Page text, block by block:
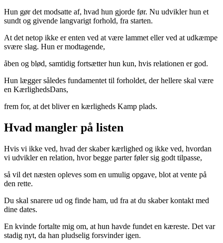
Hun gør det modsatte af, hvad hun gjorde før. Nu udvikler hun et
sundt og givende langvarigt forhold, fra starten.
At det netop ikke er enten ved at være lammet eller ved at udkæmpe
svære slag. Hun er modtagende,
åben og blød, samtidig fortsætter hun kun, hvis relationen er god.
Hun lægger således fundamentet til forholdet, der hellere skal være
en KærlighedsDans,
frem for, at det bliver en kærligheds Kamp plads.
Hvad mangler på listen
Hvis vi ikke ved, hvad der skaber kærlighed og ikke ved, hvordan
vi udvikler en relation, hvor begge parter føler sig godt tilpasse,
så vil det næsten opleves som en umulig opgave, blot at vente på
den rette.
Du skal snarere ud og finde ham, ud fra at du skaber kontakt med
dine dates.
En kvinde fortalte mig om, at hun havde fundet en kæreste. Det var
stadig nyt, da han pludselig forsvinder igen.